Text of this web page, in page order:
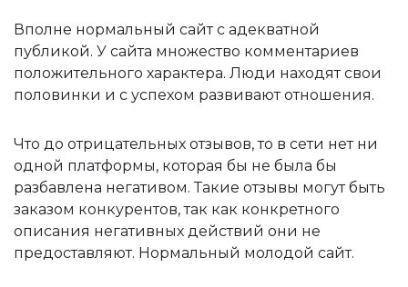
Вполне нормальный сайт с адекватной
публикой. У сайта множество комментариев
положительного характера. Люди находят свои
половинки и с успехом развивают отношения.
Что до отрицательных отзывов, то в сети нет ни
одной платформы, которая бы не была бы
разбавлена негативом. Такие отзывы могут быть
заказом конкурентов, так как конкретного
описания негативных действий они не
предоставляют. Нормальный молодой сайт.